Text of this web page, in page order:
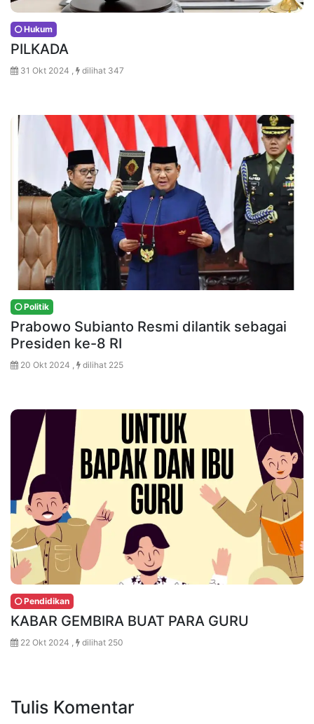
Hukum
PILKADA
31 Okt 2024 , dilihat 347
Politik
Prabowo Subianto Resmi dilantik sebagai
Presiden ke-8 RI
20 Okt 2024 , dilihat 225
Pendidikan
KABAR GEMBIRA BUAT PARA GURU
22 Okt 2024 , dilihat 250
Tulis Komentar